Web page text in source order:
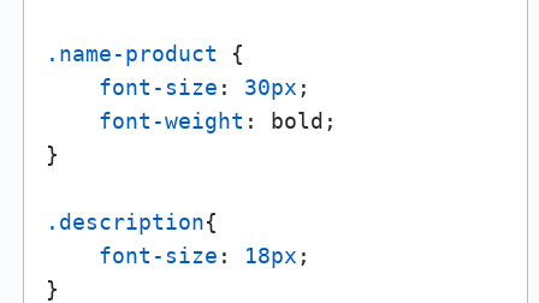
.name-product {
font-size : 30px ;
font-weight : bold;
}
.description{
font-size : 18px ;
}